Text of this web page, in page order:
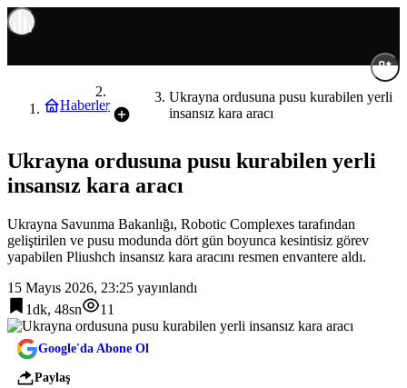
Haberler
Dünya
Ukrayna ordusuna pusu kurabilen yerli
insansız kara aracı
Ukrayna ordusuna pusu kurabilen yerli
insansız kara aracı
Ukrayna Savunma Bakanlığı, Robotic Complexes tarafından
geliştirilen ve pusu modunda dört gün boyunca kesintisiz görev
yapabilen Pliushch insansız kara aracını resmen envantere aldı.
15 Mayıs 2026, 23:25 yayınlandı
1dk, 48sn
11
Google'da Abone Ol
Paylaş